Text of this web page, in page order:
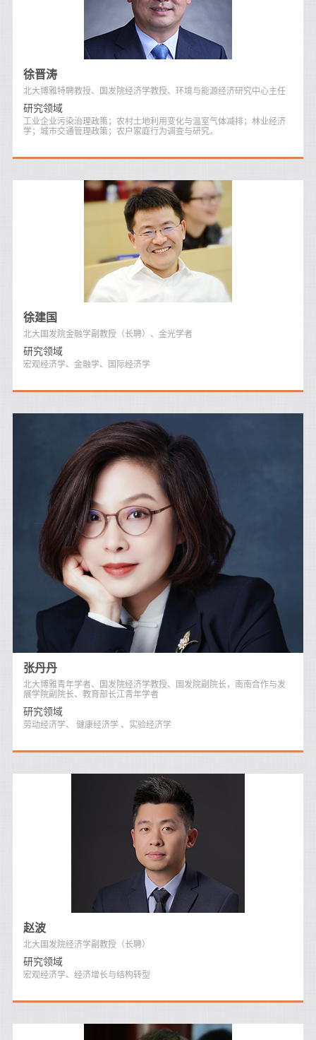
徐晋涛
北大博雅特聘教授、国发院经济学教授、环境与能源经济研究中心主任
研究领域
工业企业污染治理政策；农村土地利用变化与温室气体减排；林业经济
学；城市交通管理政策；农户家庭行为调查与研究。
徐建国
北大国发院金融学副教授（长聘）、金光学者
研究领域
宏观经济学、金融学、国际经济学
张丹丹
北大博雅青年学者、国发院经济学教授、国发院副院长，南南合作与发
展学院副院长、教育部长江青年学者
研究领域
劳动经济学、 健康经济学 、实验经济学
赵波
北大国发院经济学副教授（长聘）
研究领域
宏观经济学、经济增长与结构转型